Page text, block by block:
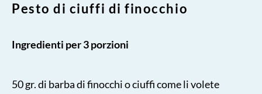
Pesto di ciuffi di finocchio
Ingredienti per 3 porzioni
50 gr. di barba di finocchi o ciuffi come li volete